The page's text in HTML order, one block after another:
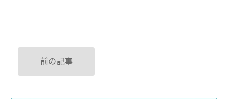
前の記事